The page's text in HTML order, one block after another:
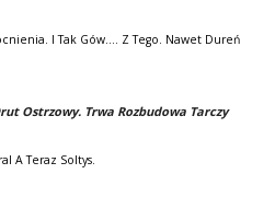
I Tak Gów.... Z Tego. Nawet Dureń
Ostrzowy. Trwa Rozbudowa Tarczy
A Teraz Soltys.